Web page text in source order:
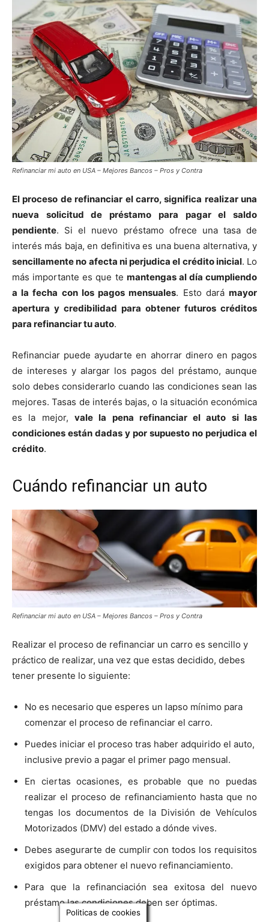
Refinanciar mi auto en USA – Mejores Bancos – Pros y Contra
El proceso de refinanciar el carro, significa realizar una
nueva solicitud de préstamo para pagar el saldo
pendiente. Si el nuevo préstamo ofrece una tasa de
interés más baja, en definitiva es una buena alternativa, y
sencillamente no afecta ni perjudica el crédito inicial. Lo
más importante es que te mantengas al día cumpliendo
a la fecha con los pagos mensuales. Esto darámayor
apertura y credibilidad para obtener futuros créditos
para refinanciar tu auto.
Refinanciar puede ayudarte en ahorrar dinero en pagos
de intereses y alargar los pagos del préstamo, aunque
solo debes considerarlo cuando las condiciones sean las
mejores. Tasas de interés bajas, o la situación económica
es la mejor, vale la pena refinanciar el auto si las
condiciones están dadas y por supuesto no perjudica el
crédito.
Cuándo refinanciar un auto
Refinanciar mi auto en USA – Mejores Bancos – Pros y Contra
Realizar el proceso de refinanciar un carro es sencillo y
práctico de realizar, una vez que estas decidido, debes
tener presente lo siguiente:
No es necesario que esperes un lapso mínimo para
comenzar el proceso de refinanciar el carro.
Puedes iniciar el proceso tras haber adquirido el auto,
inclusive previo a pagar el primer pago mensual.
En ciertas ocasiones, es probable que no puedas
realizar el proceso de refinanciamiento hasta que no
tengas los documentos de la División de Vehículos
Motorizados (DMV) del estado a dónde vives.
Debes asegurarte de cumplir con todos los requisitos
exigidos para obtener el nuevo refinanciamiento.
Para que la refinanciación sea exitosa del nuevo
préstamo las condiciones deben ser óptimas.
Politicas de cookies